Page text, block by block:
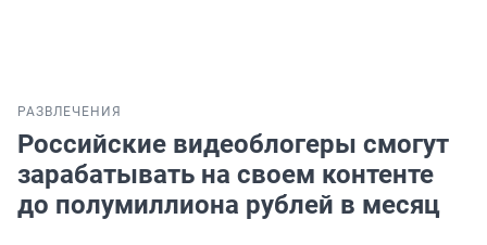
РАЗВЛЕЧЕНИЯ
Российские видеоблогеры смогут
зарабатывать на своем контенте
до полумиллиона рублей в месяц